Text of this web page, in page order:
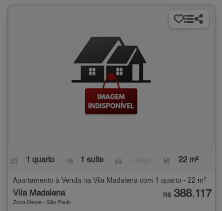
1 quarto 1 suíte 22 m²
Apartamento à Venda na Vila Madalena com 1 quarto - 22 m²
Vila Madalena
Zona Oeste - São Paulo
R$ 388.117